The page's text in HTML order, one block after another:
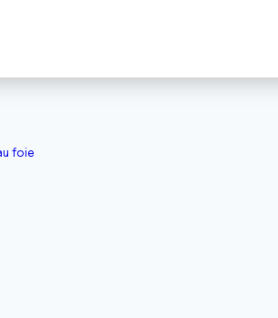
foie